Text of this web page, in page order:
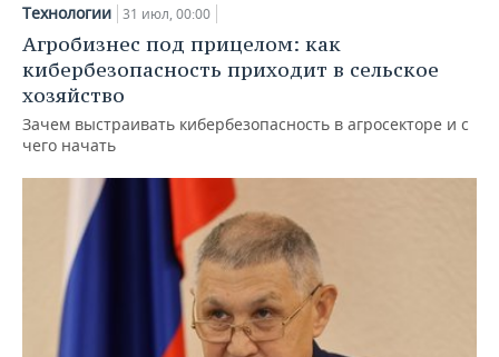
Технологии 31 июл, 00:00
Агробизнес под прицелом: как
кибербезопасность приходит в сельское
хозяйство
Зачем выстраивать кибербезопасность в агросекторе и с
чего начать